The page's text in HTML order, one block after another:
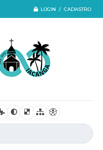
LOGIN / CADASTRO